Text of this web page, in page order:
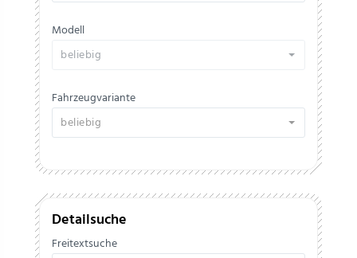
Modell
beliebig
Fahrzeugvariante
beliebig
Detailsuche
Freitextsuche